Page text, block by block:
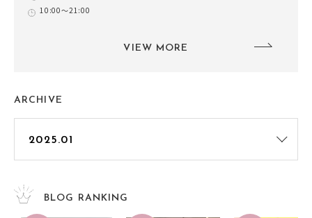
10:00～21:00
VIEW MORE
ARCHIVE
BLOG RANKING